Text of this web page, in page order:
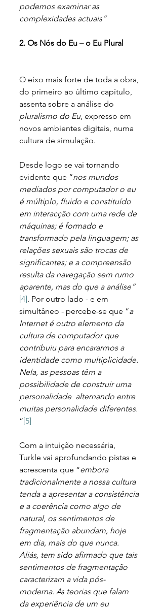
podemos examinar as
complexidades actuais”
2. Os Nós do Eu – o Eu Plural
O eixo mais forte de toda a obra,
do primeiro ao último capítulo,
assenta sobre a análise do
pluralismo do Eu, expresso em
novos ambientes digitais, numa
cultura de simulação.
Desde logo se vai tornando
evidente que “nos mundos
mediados por computador o eu
é múltiplo, fluido e constituído
em interacção com uma rede de
máquinas; é formado e
transformado pela linguagem; as
relações sexuais são trocas de
significantes; e a compreensão
resulta da navegação sem rumo
aparente, mas do que a análise”
[4]. Por outro lado - e em
simultâneo - percebe-se que “a
Internet é outro elemento da
cultura de computador que
contribuiu para encararmos a
identidade como multiplicidade.
Nela, as pessoas têm a
possibilidade de construir uma
personalidade  alternando entre
muitas personalidade diferentes.
“[5]
Com a intuição necessária,
Turkle vai aprofundando pistas e
acrescenta que “embora
tradicionalmente a nossa cultura
tenda a apresentar a consistência
e a coerência como algo de
natural, os sentimentos de
fragmentação abundam, hoje
em dia, mais do que nunca.
Aliás, tem sido afirmado que tais
sentimentos de fragmentação
caracterizam a vida pós-
moderna. As teorias que falam
da experiência de um eu